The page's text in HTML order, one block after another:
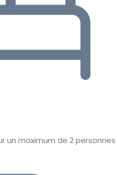
un maximum de 2 personnes